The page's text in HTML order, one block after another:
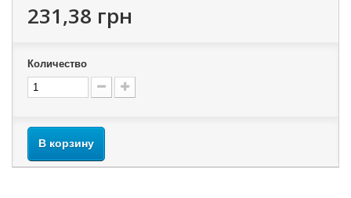
231,38 грн
Количество
В корзину